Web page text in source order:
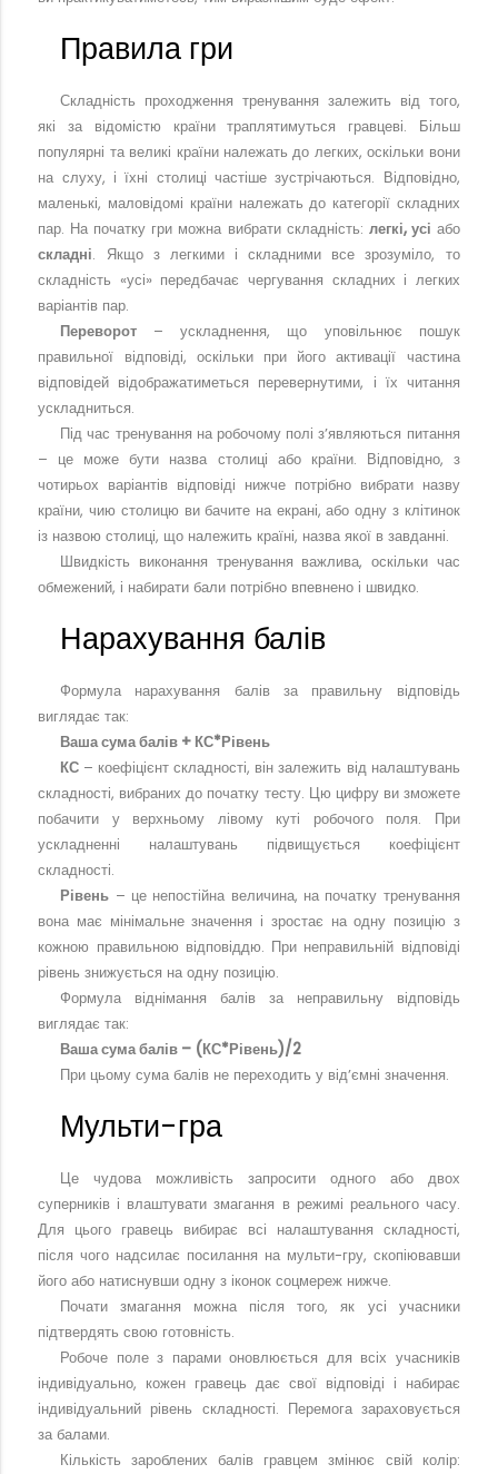
Правила гри
Складність проходження тренування залежить від того,
які за відомістю країни траплятимуться гравцеві. Більш
популярні та великі країни належать до легких, оскільки вони
на слуху, і їхні столиці частіше зустрічаються. Відповідно,
маленькі, маловідомі країни належать до категорії складних
пар. На початку гри можна вибрати складність: легкі, усі або
складні. Якщо з легкими і складними все зрозуміло, то
складність «усі» передбачає чергування складних і легких
варіантів пар.
Переворот – ускладнення, що уповільнює пошук
правильної відповіді, оскільки при його активації частина
відповідей відображатиметься перевернутими, і їх читання
ускладниться.
Під час тренування на робочому полі з’являються питання
– це може бути назва столиці або країни. Відповідно, з
чотирьох варіантів відповіді нижче потрібно вибрати назву
країни, чию столицю ви бачите на екрані, або одну з клітинок
із назвою столиці, що належить країні, назва якої в завданні.
Швидкість виконання тренування важлива, оскільки час
обмежений, і набирати бали потрібно впевнено і швидко.
Нарахування балів
Формула нарахування балів за правильну відповідь
виглядає так:
Ваша сума балів + КС*Рівень
КС – коефіцієнт складності, він залежить від налаштувань
складності, вибраних до початку тесту. Цю цифру ви зможете
побачити у верхньому лівому куті робочого поля. При
ускладненні налаштувань підвищується коефіцієнт
складності.
Рівень – це непостійна величина, на початку тренування
вона має мінімальне значення і зростає на одну позицію з
кожною правильною відповіддю. При неправильній відповіді
рівень знижується на одну позицію.
Формула віднімання балів за неправильну відповідь
виглядає так:
Ваша сума балів – (КС*Рівень)/2
При цьому сума балів не переходить у від’ємні значення.
Мульти-гра
Це чудова можливість запросити одного або двох
суперників і влаштувати змагання в режимі реального часу.
Для цього гравець вибирає всі налаштування складності,
після чого надсилає посилання на мульти-гру, скопіювавши
його або натиснувши одну з іконок соцмереж нижче.
Почати змагання можна після того, як усі учасники
підтвердять свою готовність.
Робоче поле з парами оновлюється для всіх учасників
індивідуально, кожен гравець дає свої відповіді і набирає
індивідуальний рівень складності. Перемога зараховується
за балами.
Кількість зароблених балів гравцем змінює свій колір: